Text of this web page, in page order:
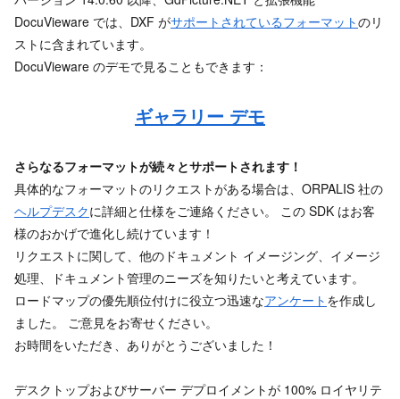
DocuVieware では、DXF がサポートされているフォーマットのリ
ストに含まれています。
DocuVieware のデモで見ることもできます：
ギャラリー デモ
さらなるフォーマットが続々とサポートされます！
具体的なフォーマットのリクエストがある場合は、ORPALIS 社の
ヘルプデスクに詳細と仕様をご連絡ください。 この SDK はお客
様のおかげで進化し続けています！
リクエストに関して、他のドキュメント イメージング、イメージ
処理、ドキュメント管理のニーズを知りたいと考えています。
ロードマップの優先順位付けに役立つ迅速なアンケート を作成し
ました。 ご意見をお寄せください。
お時間をいただき、ありがとうございました！
デスクトップおよびサーバー デプロイメントが 100% ロイヤリテ